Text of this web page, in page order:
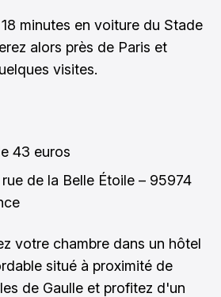
minutes en voiture du Stade
alors près de Paris et
visites.
43 euros
de la Belle Étoile – 95974
votre chambre dans un hôtel
situé à proximité de
de Gaulle et profitez d'un